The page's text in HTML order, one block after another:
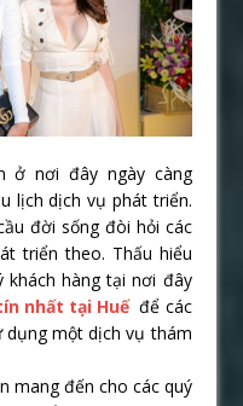
ở nơi đây ngày càng
lịch dịch vụ phát triển.
đời sống đòi hỏi các
triển theo. Thấu hiểu
khách hàng tại nơi đây
nhất tại Huế để các
dụng một dịch vụ thám
mang đến cho các quý